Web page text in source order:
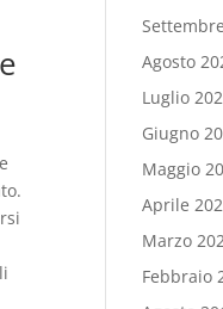
Agosto
Luglio
Giugno
Maggio
Aprile
Marzo
Febbraio